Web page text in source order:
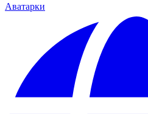
Аватарки